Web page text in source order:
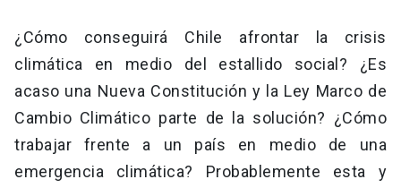
¿Cómo conseguirá Chile afrontar la crisis
climática en medio del estallido social? ¿Es
acaso una Nueva Constitución y la Ley Marco de
Cambio Climático parte de la solución? ¿Cómo
trabajar frente a un país en medio de una
emergencia climática? Probablemente esta y